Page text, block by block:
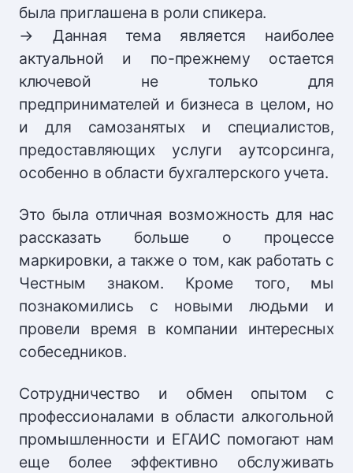
была приглашена в роли спикера.
→ Данная тема является наиболее
актуальной и по-прежнему остается
ключевой не только для
предпринимателей и бизнеса в целом, но
и для самозанятых и специалистов,
предоставляющих услуги аутсорсинга,
особенно в области бухгалтерского учета.
Это была отличная возможность для нас
рассказать больше о процессе
маркировки, а также о том, как работать с
Честным знаком. Кроме того, мы
познакомились с новыми людьми и
провели время в компании интересных
собеседников.
Сотрудничество и обмен опытом с
профессионалами в области алкогольной
промышленности и ЕГАИС помогают нам
еще более эффективно обслуживать